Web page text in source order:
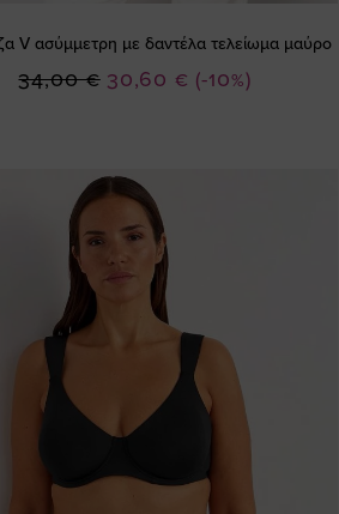
V ασύμμετρη με δαντέλα τελείωμα μαύρο
(-10%)
Ειδική
30,60 €
34,00 €